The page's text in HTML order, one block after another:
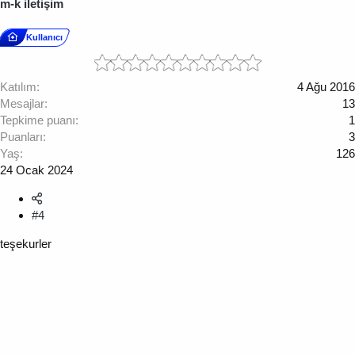
m-k iletişim
Kullanıcı
Katılım
4 Ağu 2016
Mesajlar
13
Tepkime puanı
1
Puanları
3
Yaş
126
24 Ocak 2024
#4
teşekurler